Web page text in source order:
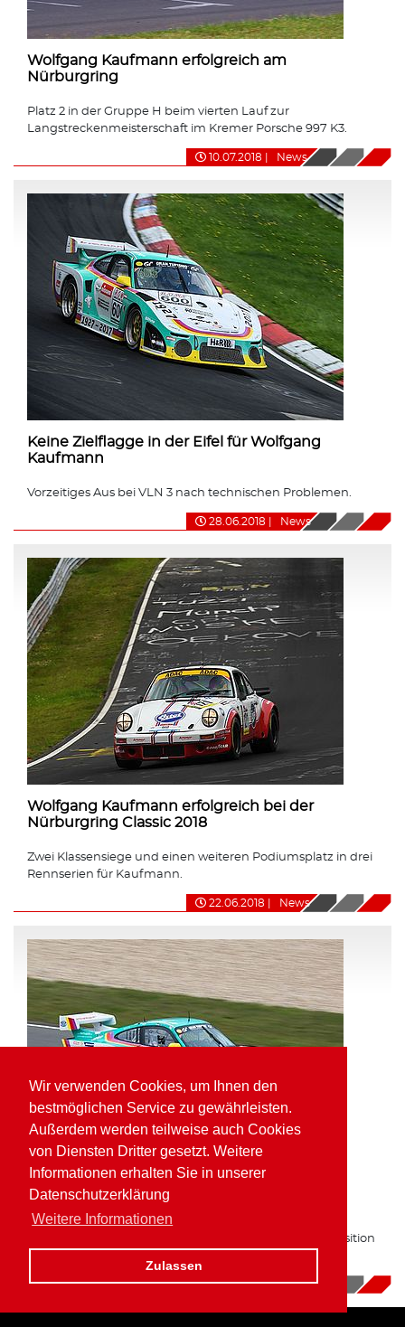
Wir verwenden Cookies, um Ihnen den
bestmöglichen Service zu gewährleisten.
Außerdem werden teilweise auch Cookies
von Diensten Dritter gesetzt. Weitere
Informationen erhalten Sie in unserer
Datenschutzerklärung
Weitere Informationen
Zulassen
Wolfgang Kaufmann erfolgreich am
Nürburgring
Platz 2 in der Gruppe H beim vierten Lauf zur
Langstreckenmeisterschaft im Kremer Porsche 997 K3.
10.07.2018 News
Keine Zielflagge in der Eifel für Wolfgang
Kaufmann
Vorzeitiges Aus bei VLN 3 nach technischen Problemen.
28.06.2018 News
Wolfgang Kaufmann erfolgreich bei der
Nürburgring Classic 2018
Zwei Klassensiege und einen weiteren Podiumsplatz in drei
Rennserien für Kaufmann.
22.06.2018 News
Pole Position und schnellste Runde für
Kaufmann in der VLN
Zum zweiten Mal in Folge auf bester Gruppe H Startposition
16.10.2017| News